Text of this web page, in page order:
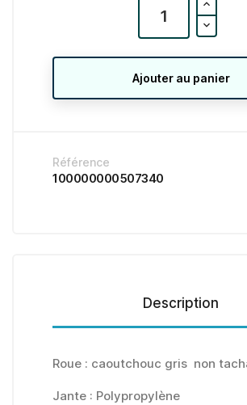
Ajouter au panier
Référence
100000000507340
Description
Roue : caoutchouc gris non
Jante : Polypropylène